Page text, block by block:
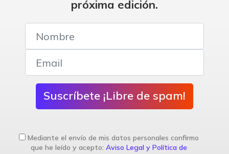
próxima edición.
Suscríbete ¡Libre de spam!
Mediante el envío de mis datos personales confirmo
que he leído y acepto: Aviso Legal y Política de